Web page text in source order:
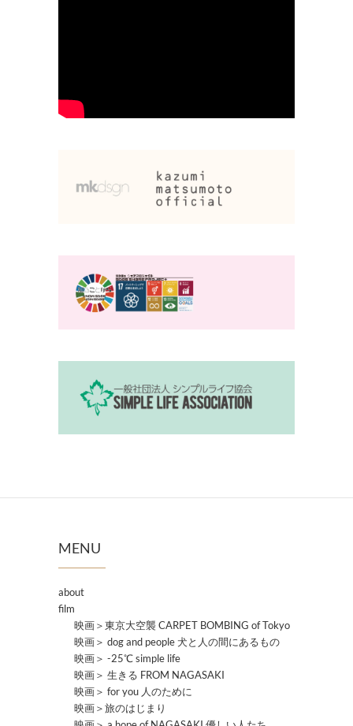
MENU
about
film
映画＞東京大空襲 CARPET BOMBING of Tokyo
映画＞ dog and people 犬と人の間にあるもの
映画＞ -25℃ simple life
映画＞ 生きる FROM NAGASAKI
映画＞ for you 人のために
映画＞旅のはじまり